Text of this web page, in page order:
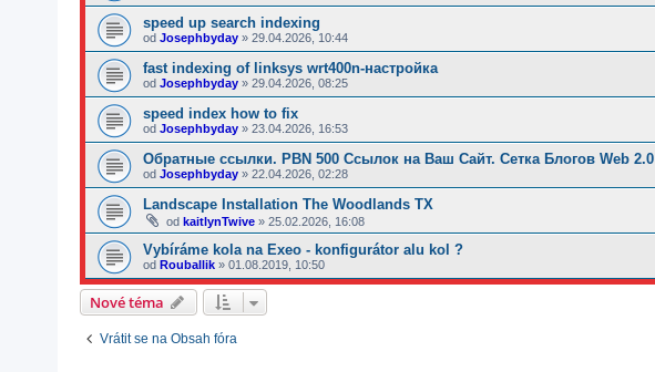
speed up search indexing
od Josephbyday » 29.04.2026, 10:44
fast indexing of linksys wrt400n-настройка
od Josephbyday » 29.04.2026, 08:25
speed index how to fix
od Josephbyday » 23.04.2026, 16:53
Обратные ссылки. PBN 500 Ссылок на Ваш Сайт. Сетка Блогов Web 2.0
od Josephbyday » 22.04.2026, 02:28
Landscape Installation The Woodlands TX
od kaitlynTwive » 25.02.2026, 16:08
Vybíráme kola na Exeo - konfigurátor alu kol ?
od Rouballik » 01.08.2019, 10:50
Nové téma
Vrátit se na Obsah fóra